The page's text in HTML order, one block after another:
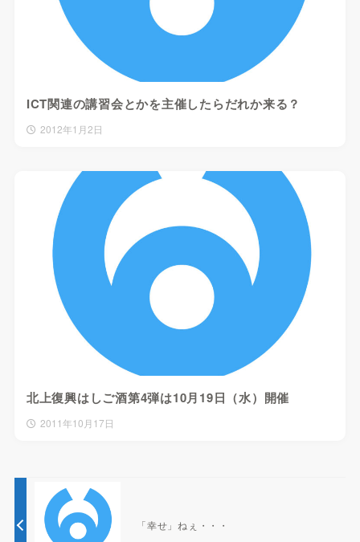
ICT関連の講習会とかを主催したらだれか来る？
2012年1月2日
北上復興はしご酒第4弾は10月19日（水）開催
2011年10月17日
「幸せ」ねぇ・・・